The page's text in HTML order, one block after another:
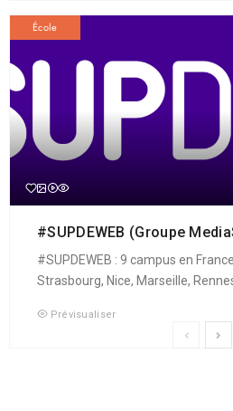
École
#SUPDEWEB (Groupe
#SUPDEWEB : 9 campus en
Strasbourg, Nice, Marseille,
Prévisualiser